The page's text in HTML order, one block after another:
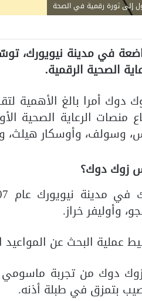
في مدينة
الصحية الرقمية.
دوك أمرا بالغ الأهمية
منصات الرعاية الصحية
وسولف، وأوسكار هيلث،
زوك دوك؟
وأوليفر خراز.
عملية البحث عن المواعيد
دوك من تجربة
بتمزق في طبلة أذنه.